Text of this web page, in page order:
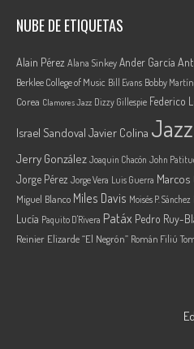
NUBE DE ETIQUETAS
Alain Pérez Alana SinkeyAnder García
Berklee College of Music Bill Evans Bobby
Corea Clamores Jazz Dizzy Gillespie Federico
Israel Sandoval Javier Colina
Jerry González Joaquin Chacón John
Jorge Pérez Jorge Vera Luis Guerra Marcos
Miguel Blanco Miles Davis Moisés P. Sánchez
Lucía Paquito D'Rivera Patáx Pedro Ruy-
Reinier Elizarde “El Negrón” Román Filiú